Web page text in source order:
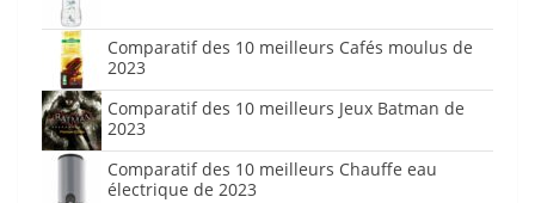
Comparatif des 10 meilleurs Cafés moulus de
2023
Comparatif des 10 meilleurs Jeux Batman de
2023
Comparatif des 10 meilleurs Chauffe eau
électrique de 2023